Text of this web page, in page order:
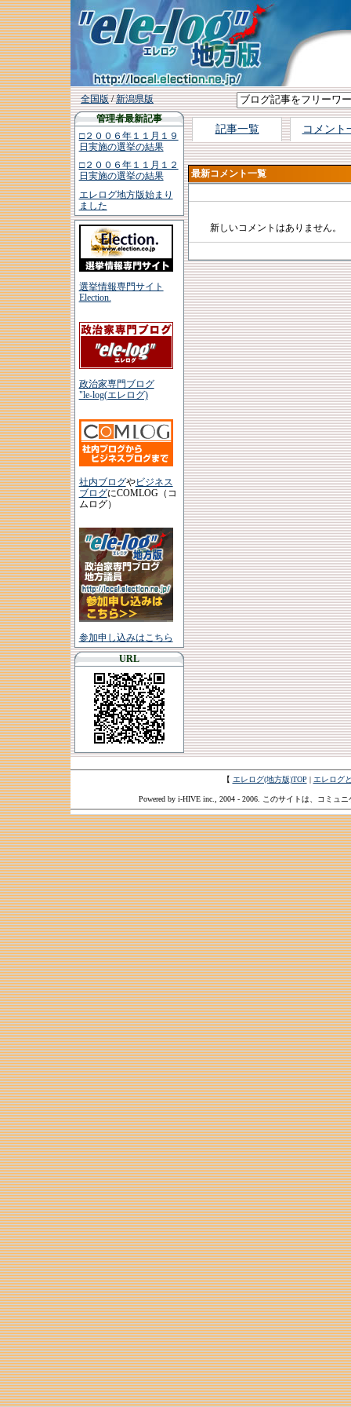
全国版/新潟県版
管理者最新記事
□２００６年１１月１９
日実施の選挙の結果
□２００６年１１月１２
日実施の選挙の結果
エレログ地方版始まり
ました
選挙情報専門サイト
Election.
政治家専門ブログ
"le-log(エレログ)
社内ブログやビジネス
ブログにCOMLOG（コ
ムログ）
参加申し込みはこちら
URL
記事一覧 コメント
最新コメント一覧
新しいコメントはありません。
【 エレログ(地方版)TOP | エレログ
Powered by i-HIVE inc., 2004 - 2006. このサイトは、コミュ